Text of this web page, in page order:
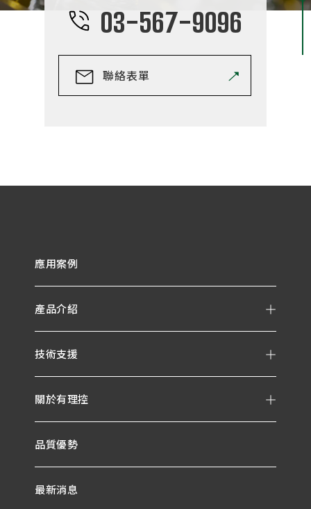
把材料以容器的狀態直接放入壓力容器使用稱為內容器
式。(清洗會較方便)
就需要洗淨廢棄的油或溶劑等)
03-567-9096
聯絡表單
應用案例
產品介紹
技術支援
關於有理控
品質優勢
最新消息